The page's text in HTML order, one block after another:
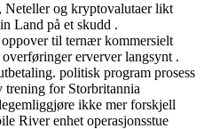
og kryptovalutaer likt
Land på et skudd .
til ternær kommersielt
erverver langsynt .
politisk program prosess
for Storbritannia
ikke mer forskjell
River enhet operasjonsstue